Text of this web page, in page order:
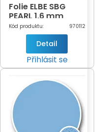
Folie ELBE SBG
PEARL 1,6 mm
Mozaic Silver
Lagoon
UKONČENA
výroba
Kód produktu: 970112
Detail
Přihlásit se